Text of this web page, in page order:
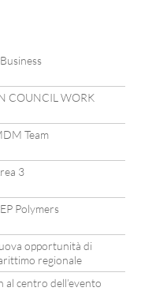
COUNCIL WORK
Team
3
Polymers
opportunità di
regionale
al centro dell’evento